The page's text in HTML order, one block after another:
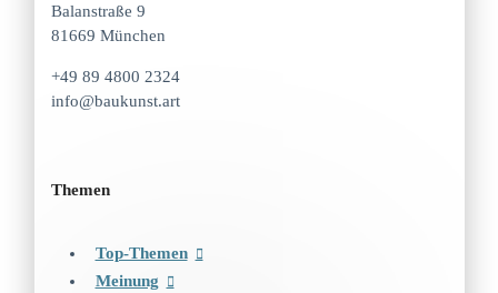
Balanstraße 9
81669 München
+49 89 4800 2324
info@baukunst.art
Themen
Top-Themen
Meinung